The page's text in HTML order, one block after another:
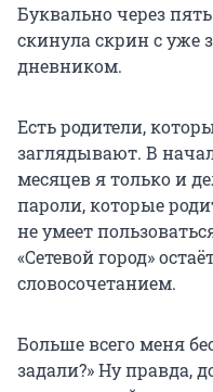
Буквально через
скинула скрин с
дневником.
Есть родители,
заглядывают. В
месяцев я только и
пароли, которые
не умеет
«Сетевой город»
словосочетанием.
Больше всего меня
задали?» Ну правда,